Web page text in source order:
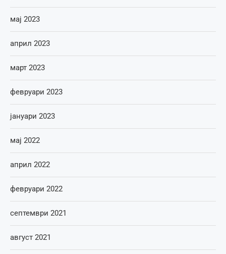
мај 2023
април 2023
март 2023
февруари 2023
јануари 2023
мај 2022
април 2022
февруари 2022
септември 2021
август 2021